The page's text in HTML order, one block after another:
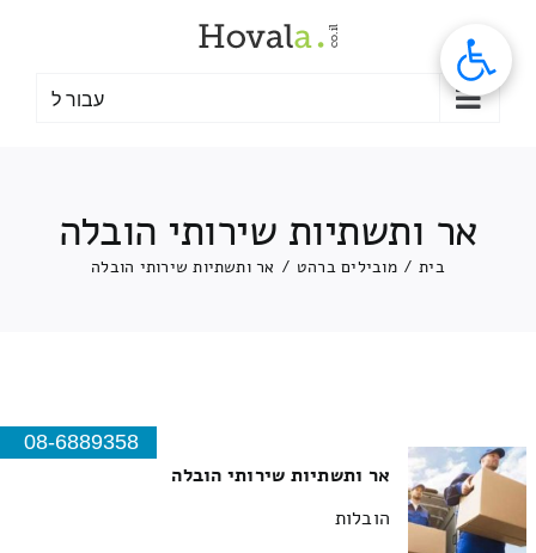
עבור ל
אר ותשתיות שירותי הובלה
בית / מובילים ברהט / אר ותשתיות שירותי הובלה
08-6889358
אר ותשתיות שירותי הובלה
הובלות